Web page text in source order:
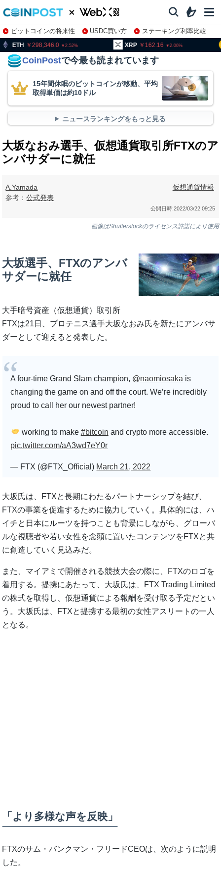
ビットコインの将来性 USDC買い方
ステーキング利率比較
株特集・関連銘柄
2.52 162.16 2.06
CoinPostで今最も読まれています
15年間休眠のビットコインが移動、平均
取得単価は約10ドル
ニュースランキングをもっと見る
大坂なおみ選手、仮想通貨取引所FTXのア
ンバサダーに就任
A.Yamada
参考：公式発表
仮想通貨情報
公開日時:2022/03/22 09:25
画像はShutterstockのライセンス許諾により使用
大坂選手、FTXのアンバ
サダーに就任
大手暗号資産（仮想通貨）取引所
FTXは21日、プロテニス選手大坂なおみ氏を新たにアンバサ
ダーとして迎えると発表した。
A four-time Grand Slam champion, @naomiosaka is
changing the game on and off the court. We’re incredibly
proud to call her our newest partner!
working to make #bitcoin and crypto more accessible.
pic.twitter.com/aA3wd7eY0r
— FTX (@FTX_Official) March 21, 2022
大坂氏は、FTXと長期にわたるパートナーシップを結び、
FTXの事業を促進するために協力していく。具体的には、ハ
イチと日本にルーツを持つことも背景にしながら、グローバ
ルな視聴者や若い女性を念頭に置いたコンテンツをFTXと共
に創造していく見込みだ。
また、マイアミで開催される競技大会の際に、FTXのロゴを
着用する。提携にあたって、大坂氏は、FTX Trading Limited
の株式を取得し、仮想通貨による報酬を受け取る予定だとい
う。大坂氏は、FTXと提携する最初の女性アスリートの一人
となる。
「より多様な声を反映」
FTXのサム・バンクマン・フリードCEOは、次のように説明
した。